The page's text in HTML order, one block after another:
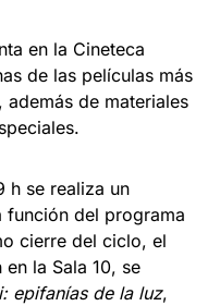
en la Cineteca
de las películas más
de materiales
h se realiza un
del programa
cierre del ciclo, el
la Sala 10, se
epifanías de la luz,